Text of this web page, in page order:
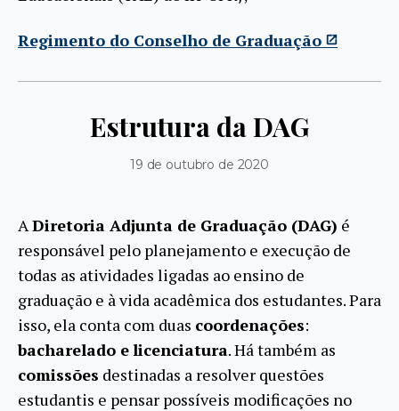
Regimento do Conselho de Graduação
Estrutura da DAG
19 de outubro de 2020
A Diretoria Adjunta de Graduação (DAG) é
responsável pelo planejamento e execução de
todas as atividades ligadas ao ensino de
graduação e à vida acadêmica dos estudantes. Para
isso, ela conta com duas coordenações:
bacharelado elicenciatura. Há também as
comissões destinadas a resolver questões
estudantis e pensar possíveis modificações no